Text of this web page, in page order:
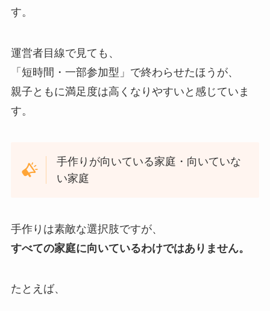
す。
運営者目線で見ても、
「短時間・一部参加型」で終わらせたほうが、
親子ともに満足度は高くなりやすいと感じていま
す。
手作りが向いている家庭・向いていな
い家庭
手作りは素敵な選択肢ですが、
すべての家庭に向いているわけではありません。
たとえば、